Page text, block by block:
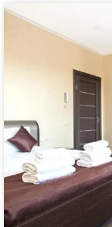
Гостиница